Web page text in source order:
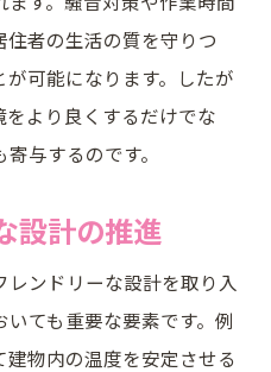
者の生活の質を守りつ
可能になります。したが
より良くするだけでな
与するのです。
設計の推進
ンドリーな設計を取り入
ても重要な要素です。例
物内の温度を安定させる